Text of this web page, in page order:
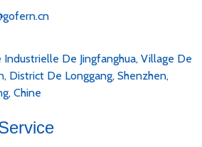
Industrielle De Jingfanghua, Village De
District De Longgang, Shenzhen,
Chine